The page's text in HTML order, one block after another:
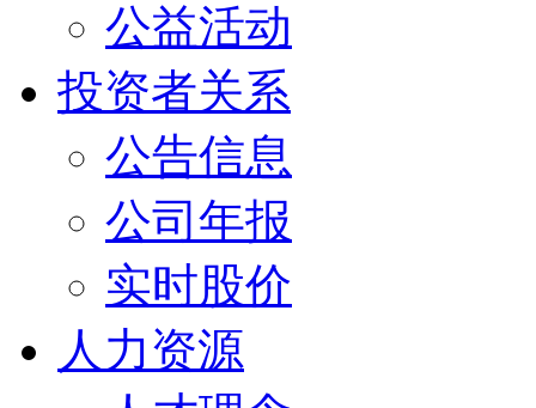
公益活动
投资者关系
公告信息
公司年报
实时股价
人力资源